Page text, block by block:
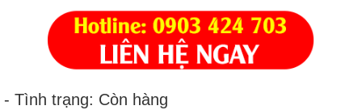
- Tình trạng: Còn hàng